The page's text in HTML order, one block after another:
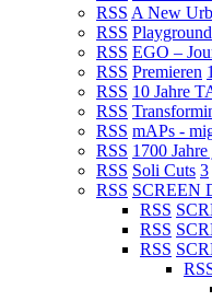
RSS A New
RSS
RSS EGO –
RSS Premieren 1
RSS 10 Jahre
RSS
RSS mAPs -
RSS 1700
RSS Soli Cuts 3
RSS SCREEN
RSS
RSS
RSS